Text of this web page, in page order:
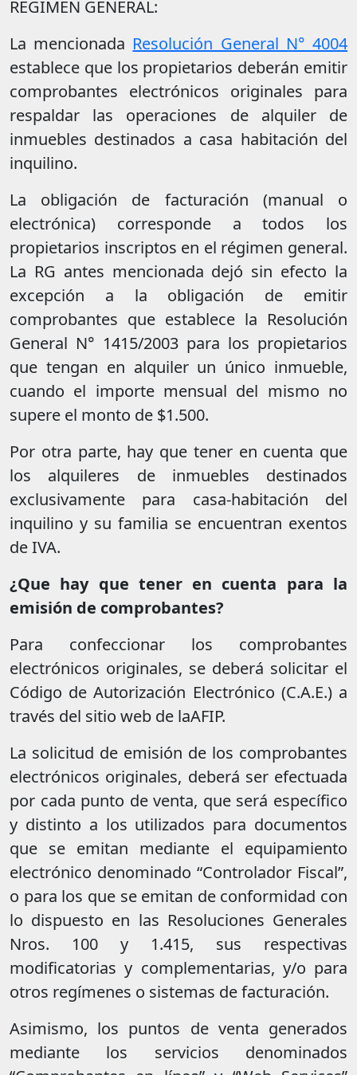
RÉGIMEN GENERAL:
La mencionada Resolución General N° 4004
establece que los propietarios deberán emitir
comprobantes electrónicos originales para
respaldar las operaciones de alquiler de
inmuebles destinados a casa habitación del
inquilino.
La obligación de facturación (manual o
electrónica) corresponde a todos los
propietarios inscriptos en el régimen general.
La RG antes mencionada dejó sin efecto la
excepción a la obligación de emitir
comprobantes que establece la Resolución
General N° 1415/2003 para los propietarios
que tengan en alquiler un único inmueble,
cuando el importe mensual del mismo no
supere el monto de $1.500.
Por otra parte, hay que tener en cuenta que
los alquileres de inmuebles destinados
exclusivamente para casa-habitación del
inquilino y su familia se encuentran exentos
de IVA.
¿Que hay que tener en cuenta para la
emisión de comprobantes?
Para confeccionar los comprobantes
electrónicos originales, se deberá solicitar el
Código de Autorización Electrónico (C.A.E.) a
través del sitio web de laAFIP.
La solicitud de emisión de los comprobantes
electrónicos originales, deberá ser efectuada
por cada punto de venta, que será específico
y distinto a los utilizados para documentos
que se emitan mediante el equipamiento
electrónico denominado “Controlador Fiscal”,
o para los que se emitan de conformidad con
lo dispuesto en las Resoluciones Generales
Nros. 100 y 1.415, sus respectivas
modificatorias y complementarias, y/o para
otros regímenes o sistemas de facturación.
Asimismo, los puntos de venta generados
mediante los servicios denominados